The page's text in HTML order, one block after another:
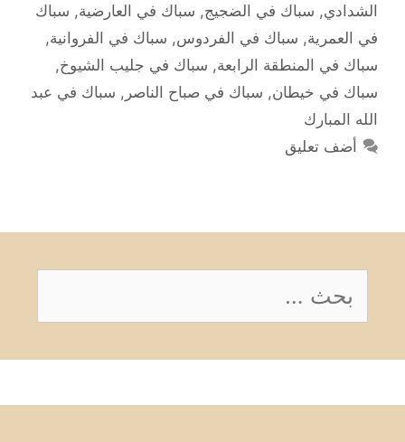
الشدادي, سباك في الضجيج, سباك في العارضية, سباك
في العمرية, سباك في الفردوس, سباك في الفروانية,
سباك في المنطقة الرابعة, سباك في جليب الشيوخ,
سباك في خيطان, سباك في صباح الناصر , سباك في عبد
الله المبارك
أضف تعليق
عن: